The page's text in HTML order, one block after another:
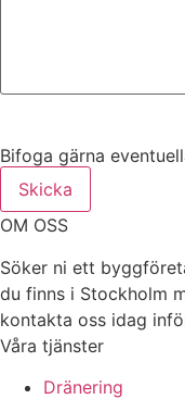
Bifoga gärna
Skicka
OM OSS
Söker ni ett
du finns i Stockholm
kontakta oss idag
Våra tjänster
Dränering